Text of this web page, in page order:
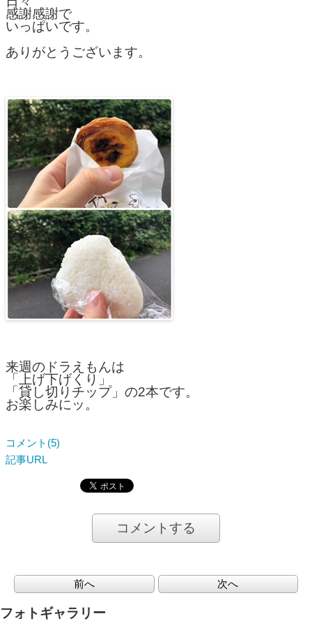
感謝感謝で
いっぱいです。
ありがとうございます。
来週のドラえもんは
「上げ下げくり」
「貸し切りチップ」の2本です。
お楽しみにッ。
コメント(5)
記事URL
コメントする
前へ 次へ
フォトギャラリー